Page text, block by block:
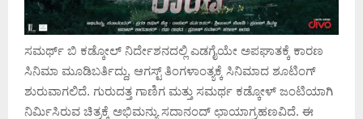
ಸಮರ್ಥ್ ಬಿ ಕಡ್ಕೋಲ್ ನಿರ್ದೇಶನದಲ್ಲಿ ಎಡಗೈಯೇ ಅಪಘಾತಕ್ಕೆ ಕಾರಣ
ಸಿನಿಮಾ ಮೂಡಿಬರ್ತಿದ್ದು, ಆಗಸ್ಟ್ ತಿಂಗಳಾಂತ್ಯಕ್ಕೆ ಸಿನಿಮಾದ ಶೂಟಿಂಗ್
ಶುರುವಾಗಲಿದೆ. ಗುರುದತ್ತ ಗಾಣಿಗ ಮತ್ತು ಸಮರ್ಥ ಕಡ್ಕೋಳ್ ಜಂಟಿಯಾಗಿ
ನಿರ್ಮಿಸಿರುವ ಚಿತ್ರಕ್ಕೆ ಅಭಿಮನ್ಯು ಸದಾನಂದ್ ಛಾಯಾಗ್ರಹಣವಿದೆ. ಈ